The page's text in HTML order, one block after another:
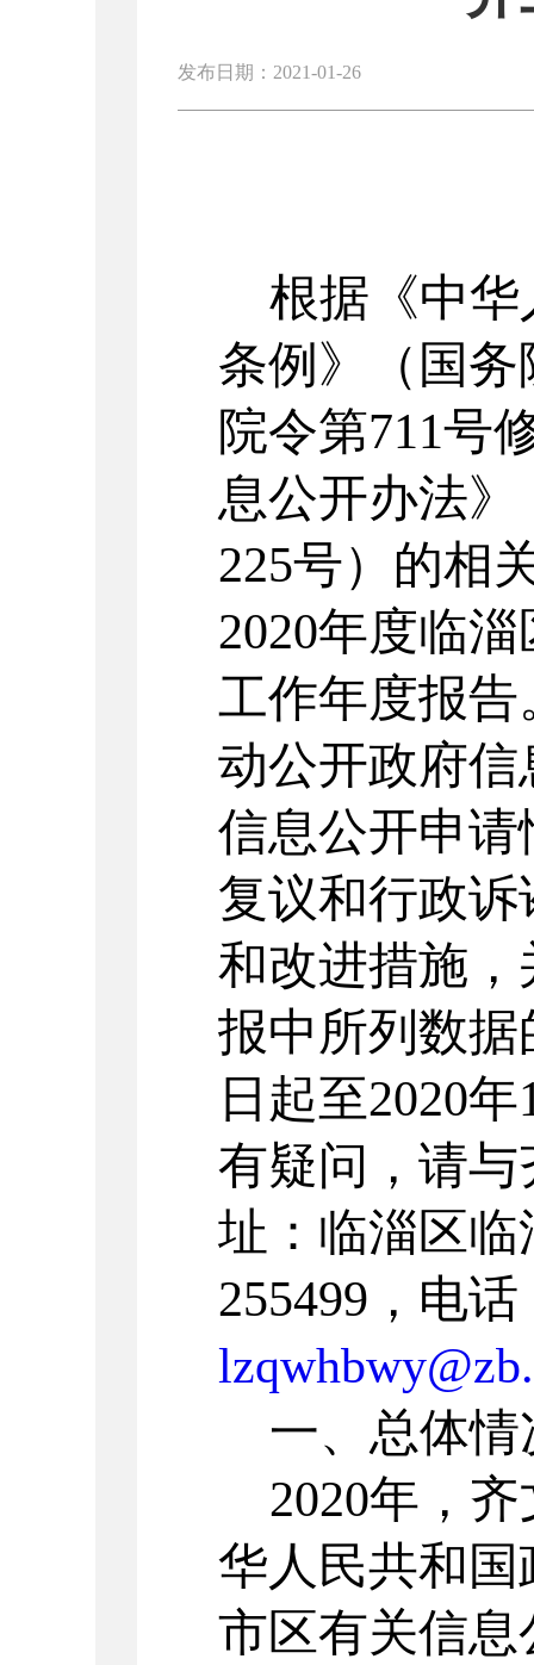
发布日期：2021-01-26
根据《中
条例》（国务
院令第711号
息公开办法
225号）的相
2020年度临淄
工作年度报
动公开政府
信息公开申
复议和行政
和改进措施
报中所列数
日起至2020年
有疑问，请
址：临淄区临
255499，电
一、总体情
2020年， 齐
华人民共和
市区有关信